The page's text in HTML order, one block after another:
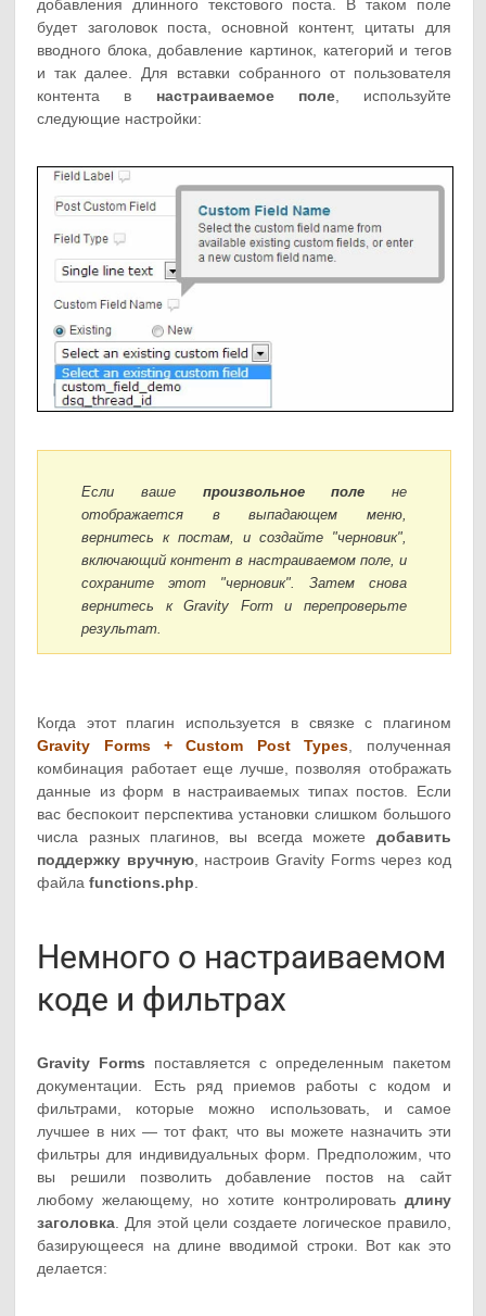
добавления длинного текстового поста. В таком поле
будет заголовок поста, основной контент, цитаты для
вводного блока, добавление картинок, категорий и тегов
и так далее. Для вставки собранного от пользователя
контента в настраиваемое поле, используйте
следующие настройки:
Если ваше произвольное поле не
отображается в выпадающем меню,
вернитесь к постам, и создайте "черновик",
включающий контент в настраиваемом поле, и
сохраните этот "черновик". Затем снова
вернитесь к Gravity Form и перепроверьте
результат.
Когда этот плагин используется в связке с плагином
Gravity Forms + Custom Post Types , полученная
комбинация работает еще лучше, позволяя отображать
данные из форм в настраиваемых типах постов. Если
вас беспокоит перспектива установки слишком большого
числа разных плагинов, вы всегда можете добавить
поддержку вручную, настроив Gravity Forms через код
файлаfunctions.php
Немного о настраиваемом
коде и фильтрах
Gravity Forms поставляется с определенным пакетом
документации. Есть ряд приемов работы с кодом и
фильтрами, которые можно использовать, и самое
лучшее в них — тот факт, что вы можете назначить эти
фильтры для индивидуальных форм. Предположим, что
вы решили позволить добавление постов на сайт
любому желающему, но хотите контролировать длину
заголовка . Для этой цели создаете логическое правило,
базирующееся на длине вводимой строки. Вот как это
делается: